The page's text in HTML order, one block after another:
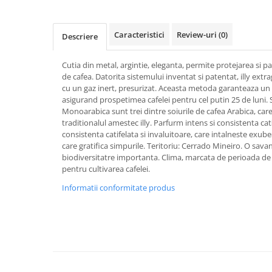
Descriere Caracteristici Review-uri (0)
Cutia din metal, argintie, eleganta, permite protejarea si
de cafea. Datorita sistemului inventat si patentat, illy
cu un gaz inert, presurizat. Aceasta metoda garanteaza
asigurand prospetimea cafelei pentru cel putin 25 de luni.
Monoarabica sunt trei dintre soiurile de cafea Arabica,
traditionalul amestec illy. Parfurm intens si consistenta
consistenta catifelata si invaluitoare, care intalneste
care gratifica simpurile. Teritoriu: Cerrado Mineiro. O
biodiversitatre importanta. Clima, marcata de perioada de
pentru cultivarea cafelei.
Informatii conformitate produs